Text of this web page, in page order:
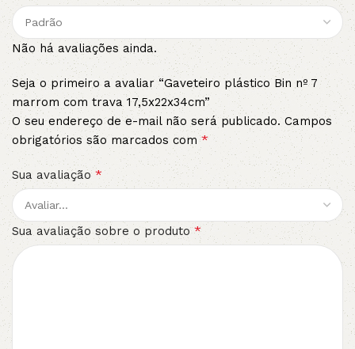
Não há avaliações ainda.
Seja o primeiro a avaliar “Gaveteiro plástico Bin nº 7
marrom com trava 17,5x22x34cm”
O seu endereço de e-mail não será publicado. Campos
obrigatórios são marcados com*
Sua avaliação *
Sua avaliação sobre o produto*